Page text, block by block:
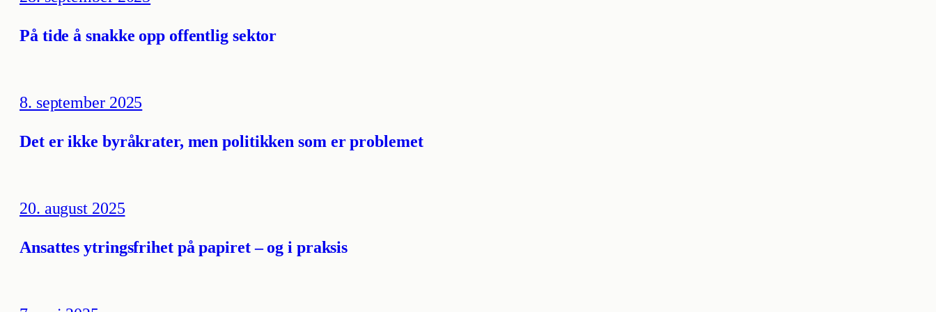
På tide å snakke opp offentlig sektor
8. september 2025
Det er ikke byråkrater, men politikken som er problemet
20. august 2025
Ansattes ytringsfrihet på papiret – og i praksis